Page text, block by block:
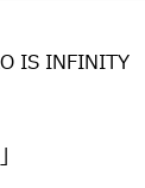
IS INFINITY